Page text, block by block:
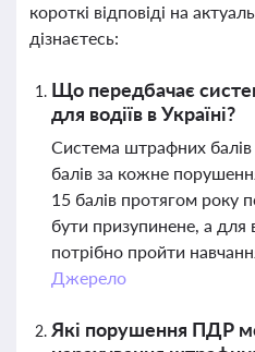
короткі відповіді на
дізнаєтесь:
Що передбачає
для водіїв в Україні?
Система штрафних
балів за кожне
15 балів протягом року
бути призупинене, а для
потрібно пройти
Джерело
Які порушення ПДР